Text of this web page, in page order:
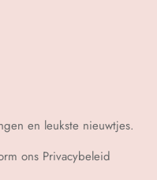
en leukste nieuwtjes.
ons Privacybeleid